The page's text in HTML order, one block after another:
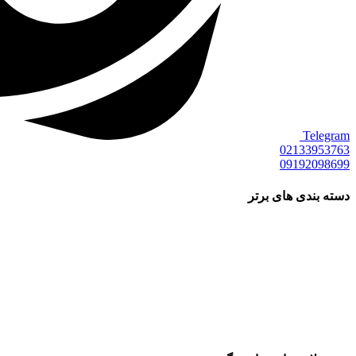
Telegram
02133953763
09192098699
دسته بندی های برتر